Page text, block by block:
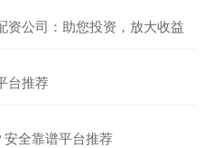
资公司：助您投资，放大收益
台推荐
全靠谱平台推荐